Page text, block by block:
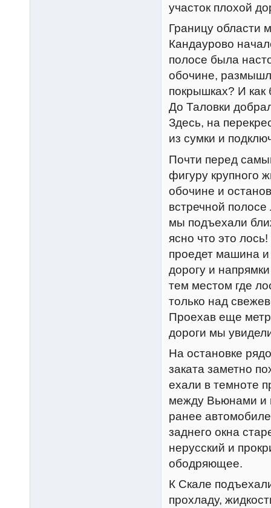
участок плохой
Границу области
Кандаурово
полосе была
обочине,
покрышках? И
До Таловки
Здесь, на
из сумки и
Почти перед
фигуру крупного
обочине и
встречной полосе
мы подъехали
ясно что это
проедет машина и
дорогу и
тем местом где
только над
Проехав еще
дороги мы
На остановке
заката заметно
ехали в темноте
между Вьюнами и
ранее
заднего окна
нерусский и
ободряющее.
К Скале
прохладу,